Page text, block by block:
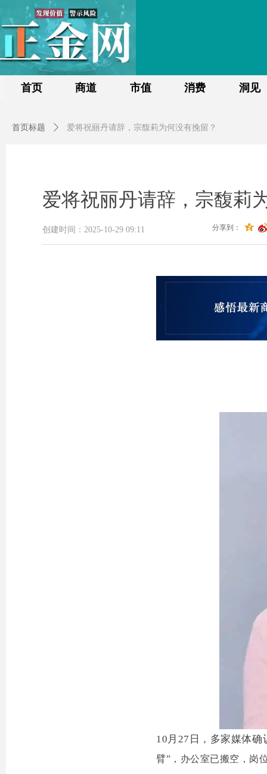
首页 商道 市值 消费 洞见
爱将祝丽丹请辞，宗馥莉
10月27日，多家媒体确
臂”，办公室已搬空，岗
创建时间： 2025-10-29 09:11 分享到：
首页标题 ꄲ 爱将祝丽丹请辞，宗馥莉为何没有挽留？